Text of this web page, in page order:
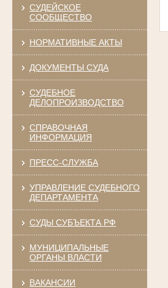
СУДЕЙСКОЕ
СООБЩЕСТВО
НОРМАТИВНЫЕ АКТЫ
ДОКУМЕНТЫ СУДА
СУДЕБНОЕ
ДЕЛОПРОИЗВОДСТВО
СПРАВОЧНАЯ
ИНФОРМАЦИЯ
ПРЕСС-СЛУЖБА
УПРАВЛЕНИЕ СУДЕБНОГО
ДЕПАРТАМЕНТА
СУДЫ СУБЪЕКТА РФ
МУНИЦИПАЛЬНЫЕ
ОРГАНЫ ВЛАСТИ
ВАКАНСИИ